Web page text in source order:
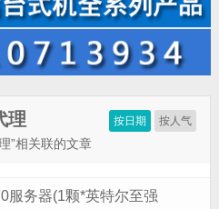
按日期 按人气
理
”相关联的文章
服务器(1颗*英特尔至强